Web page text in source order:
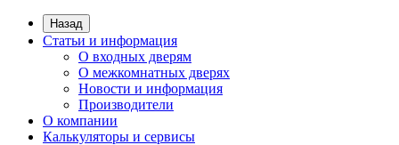
Назад
Статьи и информация
О входных дверям
О межкомнатных дверях
Новости и информация
Производители
О компании
Калькуляторы и сервисы